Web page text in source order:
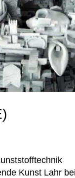
Kunst Lahr